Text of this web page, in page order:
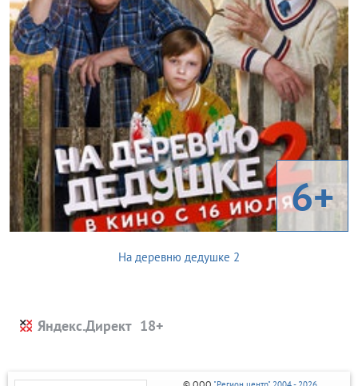
6+
На деревню дедушке 2
Яндекс.Директ